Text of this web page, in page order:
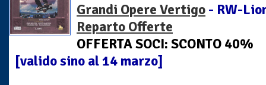
Grandi Opere Vertigo - RW-
Reparto Offerte
OFFERTA SOCI: SCONTO 40%
[valido sino al 14 marzo]